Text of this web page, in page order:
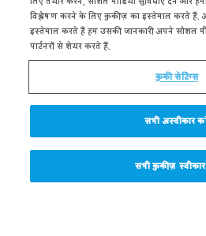
प्रोफ़ेसर
मृत्यु के बाद जब हम स्वर्ग जाते
स्वर्ग दूतों जैसे पंख मिलते है?
विश्लेषण करने के लिए कुकीज़ का इस्तेमाल करते हैं.
इस्तेमाल करते हैं हम उसकी जानकारी अपने सोशल
पार्टनरों से शेयर करते हैं.
कुकी सेटिंग्स
सभी अस्वीकार
सभी कुकीज़